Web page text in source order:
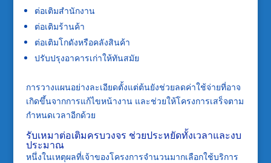
ต่อเติมสำนักงาน
ต่อเติมร้านค้า
ต่อเติมโกดังหรือคลังสินค้า
ปรับปรุงอาคารเก่าให้ทันสมัย
การวางแผนอย่างละเอียดตั้งแต่ต้นยังช่วยลดค่าใช้จ่ายที่อาจ
เกิดขึ้นจากการแก้ไขหน้างาน และช่วยให้โครงการเสร็จตาม
กำหนดเวลาอีกด้วย
รับเหมาต่อเติมครบวงจร ช่วยประหยัดทั้งเวลาและงบ
ประมาณ
หนึ่งในเหตุผลที่เจ้าของโครงการจำนวนมากเลือกใช้บริการ